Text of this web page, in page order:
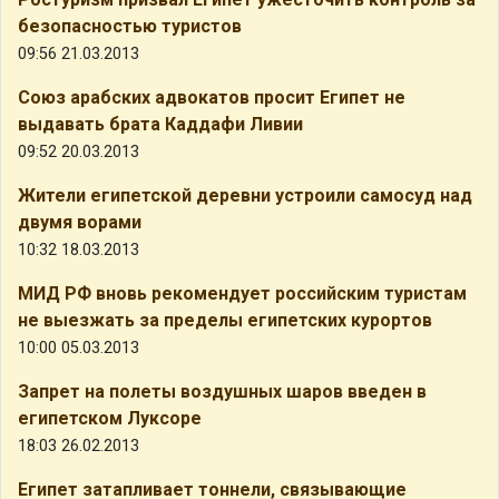
безопасностью туристов
09:56 21.03.2013
Союз арабских адвокатов просит Египет не
выдавать брата Каддафи Ливии
09:52 20.03.2013
Жители египетской деревни устроили самосуд над
двумя ворами
10:32 18.03.2013
МИД РФ вновь рекомендует российским туристам
не выезжать за пределы египетских курортов
10:00 05.03.2013
Запрет на полеты воздушных шаров введен в
египетском Луксоре
18:03 26.02.2013
Египет затапливает тоннели, связывающие